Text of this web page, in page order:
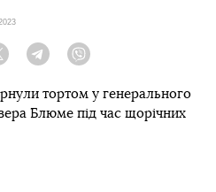
Twitter Telegram
тортом у генерального
Блюме під час щорічних